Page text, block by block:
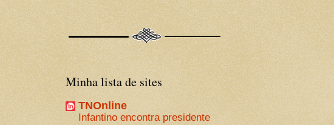
Minha lista de sites
TNOnline
Infantino encontra presidente